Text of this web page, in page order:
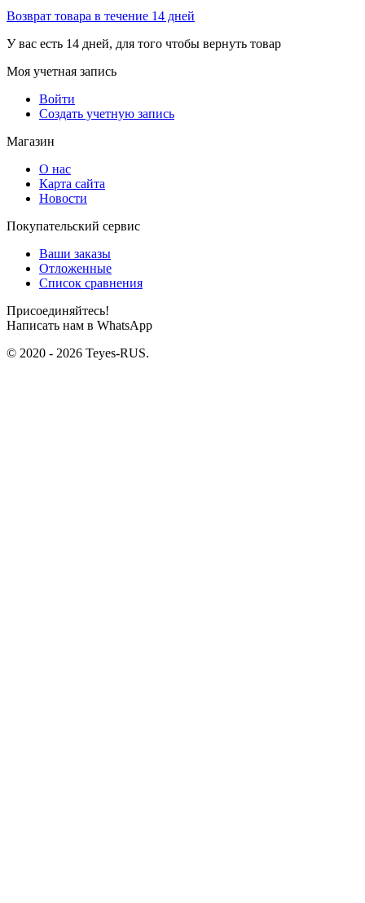
Возврат товара в течение 14 дней
У вас есть 14 дней, для того чтобы вернуть товар
Моя учетная запись
Войти
Создать учетную запись
Магазин
О нас
Карта сайта
Новости
Покупательский сервис
Ваши заказы
Отложенные
Список сравнения
Присоединяйтесь!
Написать нам в WhatsApp
© 2020 - 2026 Teyes-RUS.